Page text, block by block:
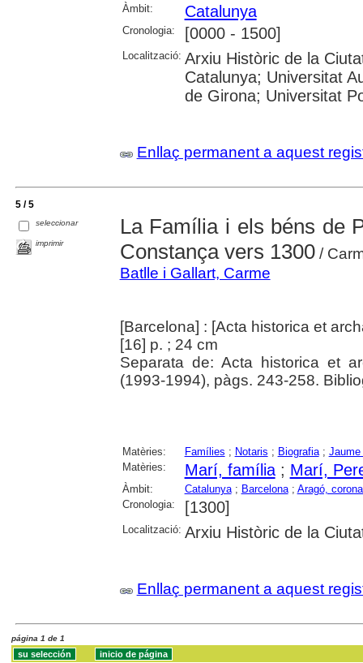
Àmbit: Catalunya
Cronologia: [0000 - 1500]
Localització: Arxiu Històric de la
Catalunya; Universitat
de Girona; Universitat
Enllaç permanent a aquest
5 / 5
seleccionar
imprimir
La Família i els béns de
Constança vers 1300/
Batlle i Gallart, Carme
[Barcelona] : [Acta historica et
[16] p. ; 24 cm
Separata de: Acta historica et
(1993-1994), pàgs. 243-258.
Matèries: Famílies ; Notaris ; Biografia;
Matèries:
Marí, família; Marí,
Àmbit: Catalunya; Barcelona; Aragó,
Cronologia:
[1300]
Localització: Arxiu Històric de la
Enllaç permanent a aquest
página 1 de 1